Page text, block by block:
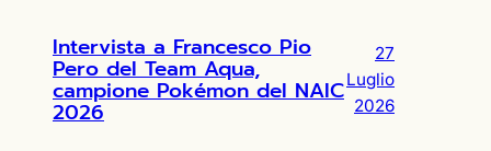
Intervista a Francesco Pio
Pero del Team Aqua,
campione Pokémon del NAIC
2026
27
Luglio
2026